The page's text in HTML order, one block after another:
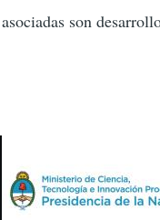
asociadas son